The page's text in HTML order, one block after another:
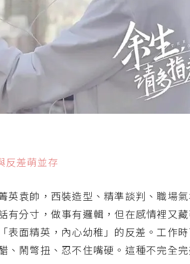
反差萌並存
英袁帥，西裝造型、精準談判、職場
有分寸，做事有邏輯，但在感情裡又
表面精英，內心幼稚」的反差。工作
、鬧彆扭、忍不住嘴硬。這種不完全